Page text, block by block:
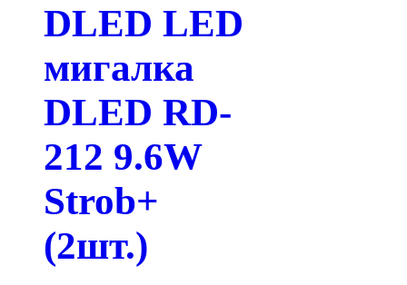
DLED LED
мигалка
DLED RD-
212 9.6W
Strob+
(2шт.)